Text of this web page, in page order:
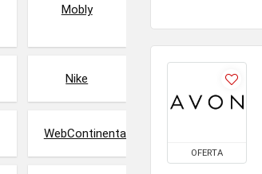
OFERTA
Mobly
Nike
WebContinental